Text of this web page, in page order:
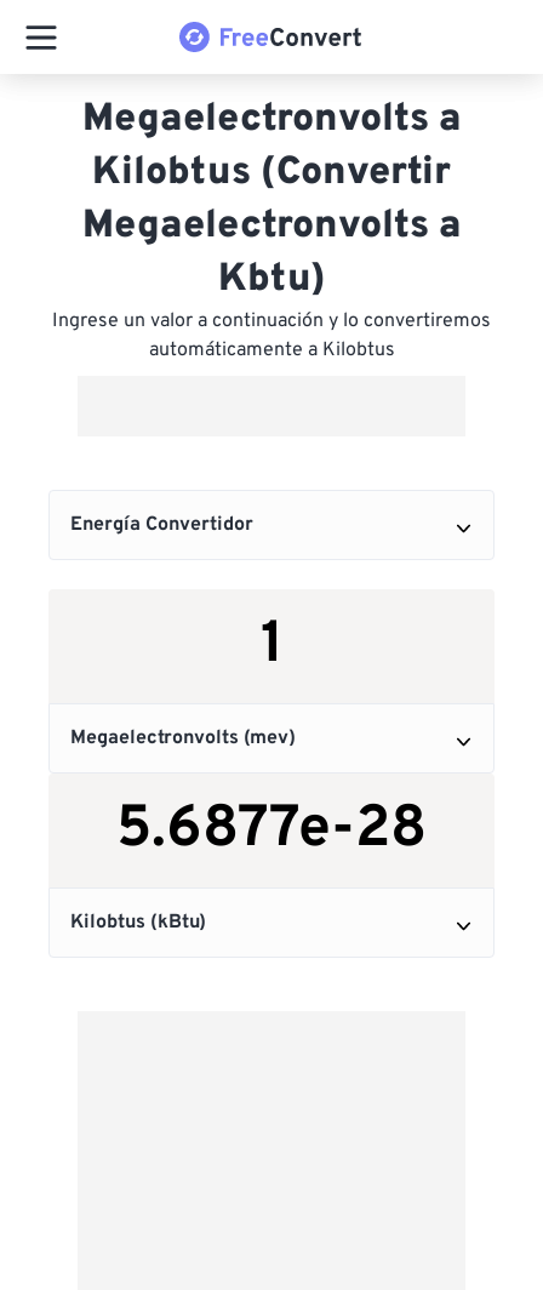
Megaelectronvolts a
Kilobtus (Convertir
Megaelectronvolts a
Kbtu)
Ingrese un valor a continuación y lo convertiremos
automáticamente a Kilobtus